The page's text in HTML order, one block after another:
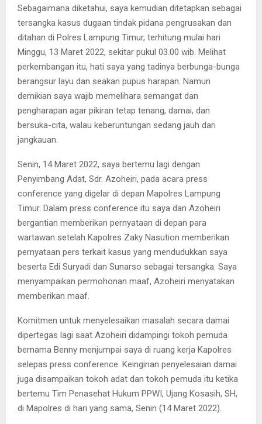
Sebagaimana diketahui, saya kemudian ditetapkan sebagai
tersangka kasus dugaan tindak pidana pengrusakan dan
ditahan di Polres Lampung Timur, terhitung mulai hari
Minggu, 13 Maret 2022, sekitar pukul 03.00 wib. Melihat
perkembangan itu, hati saya yang tadinya berbunga-bunga
berangsur layu dan seakan pupus harapan. Namun
demikian saya wajib memelihara semangat dan
pengharapan agar pikiran tetap tenang, damai, dan
bersuka-cita, walau keberuntungan sedang jauh dari
jangkauan.
Senin, 14 Maret 2022, saya bertemu lagi dengan
Penyimbang Adat, Sdr. Azoheiri, pada acara press
conference yang digelar di depan Mapolres Lampung
Timur. Dalam press conference itu saya dan Azoheiri
bergantian memberikan pernyataan di depan para
wartawan setelah Kapolres Zaky Nasution memberikan
pernyataan pers terkait kasus yang mendudukkan saya
beserta Edi Suryadi dan Sunarso sebagai tersangka. Saya
menyampaikan permohonan maaf, Azoheiri menyatakan
memberikan maaf.
Komitmen untuk menyelesaikan masalah secara damai
dipertegas lagi saat Azoheiri didampingi tokoh pemuda
bernama Benny menjumpai saya di ruang kerja Kapolres
selepas press conference. Keinginan penyelesaian damai
juga disampaikan tokoh adat dan tokoh pemuda itu ketika
bertemu Tim Penasehat Hukum PPWI, Ujang Kosasih, SH,
di Mapolres di hari yang sama, Senin (14 Maret 2022).